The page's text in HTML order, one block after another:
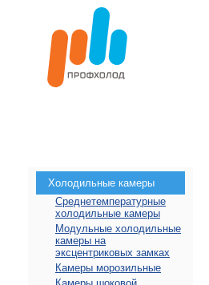
Холодильные камеры
Среднетемпературные
холодильные камеры
Модульные холодильные
камеры на
эксцентриковых замках
Камеры морозильные